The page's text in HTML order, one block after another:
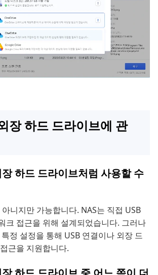
장 하드 드라이브에 관
하드 드라이브처럼 사용할 수
니지만 가능합니다. NAS는 직접 USB
크 접근을 위해 설계되었습니다. 그러나
정 설정을 통해 USB 연결이나 외장 드
근을 지원합니다.